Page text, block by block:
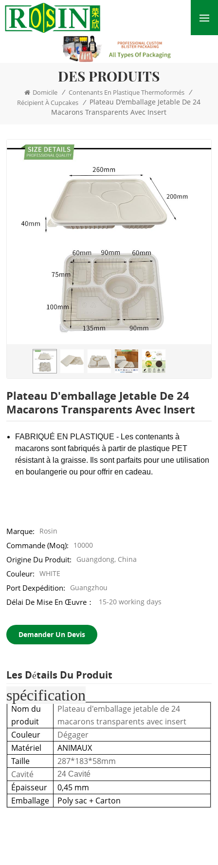
DES PRODUITS
Domicile / Contenants En Plastique Thermoformés /
Récipient À Cupcakes / Plateau D'emballage Jetable De 24
Macarons Transparents Avec Insert
Plateau D'emballage Jetable De 24
Macarons Transparents Avec Insert
FABRIQUÉ EN PLASTIQUE - Les contenants à
macarons sont fabriqués à partir de plastique PET
résistant à la graisse. Ils sont parfaits pour une utilisation
en boulangerie ou pour offrir en cadeau.
Marque: Rosin
Commande (moq): 10000
Origine Du Produit: Guangdong, China
Couleur: WHITE
Port Dexpédition: Guangzhou
Délai De Mise En Œuvre： 15-20 working days
Demander Un Devis
Les Détails Du Produit
spécification
Nom du
produit
Plateau d'emballage jetable de 24
macarons transparents avec insert
Couleur
Dégager
Matériel
ANIMAUX
Taille
287*183*58mm
Cavité
24 Cavité
Épaisseur
0,45 mm
Emballage
Poly sac + Carton